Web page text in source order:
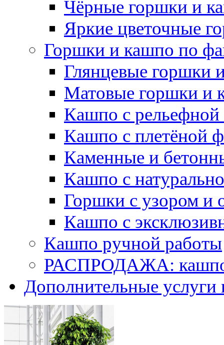
Чёрные горшки и
Яркие цветочные
Горшки и кашпо по
Глянцевые горшки
Матовые горшки и
Кашпо с рельефной
Кашпо с плетёной
Каменные и
Кашпо с
Горшки с узором и
Кашпо с
Кашпо ручной работы
РАСПРОДАЖА: кашпо
Дополнительные услуги